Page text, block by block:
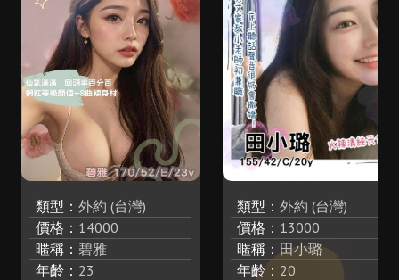
類型： 外約 (台灣)
價格： 14000
暱稱： 碧雅
年齡： 23
類型： 外約 (台灣)
價格： 13000
暱稱： 田小璐
年齡： 20